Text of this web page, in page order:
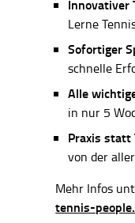
Innovativer
Lerne
Sofortiger
schnelle
Alle
in nur 5
Praxis statt
von der
Mehr Infos
tennis-